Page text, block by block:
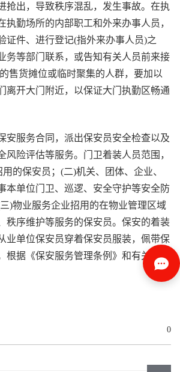
抢出，导致秩序混乱，发生事故。在执
执勤场所的内部职工和外来办事人员，
证件、进行登记(指外来办事人员)之
务等部门联系，或告知有关人员前来接
售货摊位或临时聚集的人群，要加以
离开大门附近，以保证大门执勤区畅通
安服务合同，派出保安员安全检查以及
风险评估等服务。门卫着装人员范围，
的保安员；(二)机关、团体、企业、
本单位门卫、巡逻、安全守护等安全防
)物业服务企业招用的在物业管理区域
秩序维护等服务的保安员。保安的着装
业单位保安员穿着保安员服装，佩带保
根据《保安服务管理条例》和有关规
0